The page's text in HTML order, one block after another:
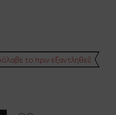
το πριν εξαντληθεί!